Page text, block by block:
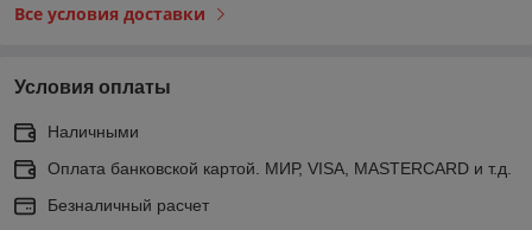
Все условия доставки
Условия оплаты
Наличными
Оплата банковской картой. МИР, VISA, MASTERCARD и т.д.
Безналичный расчет